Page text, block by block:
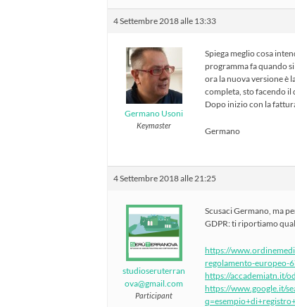
4 Settembre 2018 alle 13:33
Germano Usoni
Keymaster
Spiega meglio cosa
programma fa quando
ora la nuova versione è
completa, sto facendo il
Dopo inizio con la
Germano
4 Settembre 2018 alle 21:25
studioseruterran
ova@gmail.com
Participant
Scusaci Germano, ma
GDPR: ti riportiamo
https://
regolamento-europeo-
https://accademiatn.it/
https://www.google.it/